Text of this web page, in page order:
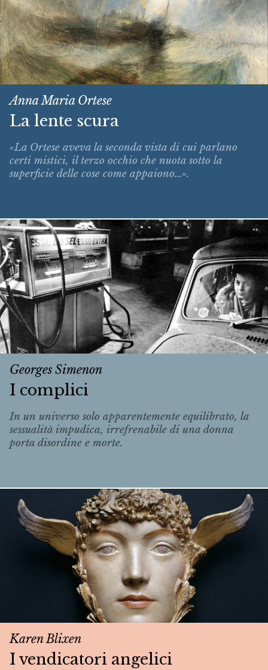
Anna Maria Ortese
La lente scura
«La Ortese aveva la seconda vista di cui parlano
certi mistici, il terzo occhio che nuota sotto la
superficie delle cose come appaiono...».
Georges Simenon
I complici
In un universo solo apparentemente equilibrato, la
sessualità impudica, irrefrenabile di una donna
porta disordine e morte.
Karen Blixen
I vendicatori angelici